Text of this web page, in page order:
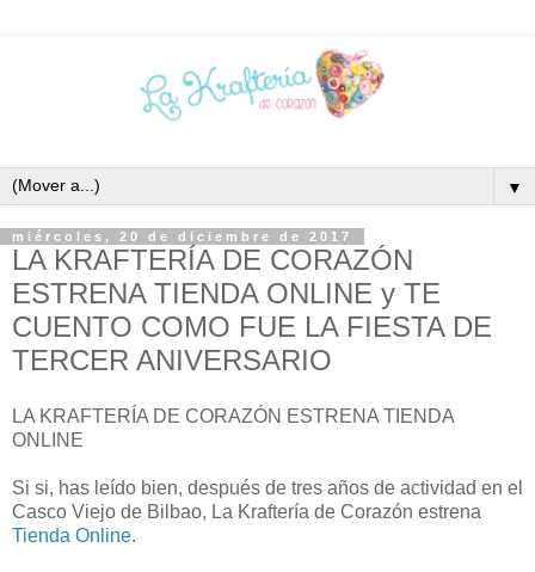
▼
miércoles, 20 de diciembre de 2017
LA KRAFTERÍA DE CORAZÓN
ESTRENA TIENDA ONLINE y TE
CUENTO COMO FUE LA FIESTA DE
TERCER ANIVERSARIO
LA KRAFTERÍA DE CORAZÓN ESTRENA TIENDA
ONLINE
Si si, has leído bien, después de tres años de actividad en el
Casco Viejo de Bilbao, La Kraftería de Corazón estrena
Tienda Online.